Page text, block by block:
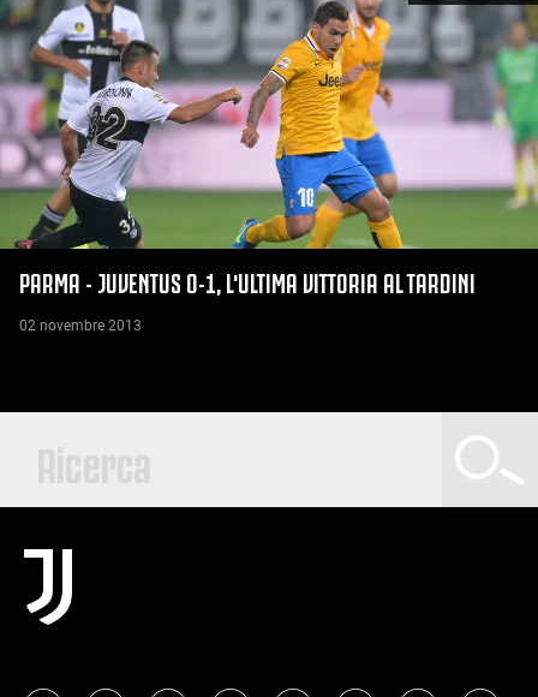
PARMA - JUVENTUS 0-1, L'ULTIMA VITTORIA AL TARDINI
02 novembre 2013